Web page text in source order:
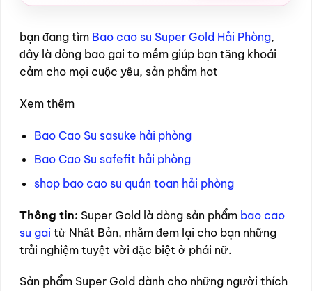
bạn đang tìm Bao cao su Super Gold Hải Phòng,
đây là dòng bao gai to mềm giúp bạn tăng khoái
cảm cho mọi cuộc yêu, sản phẩm hot
Xem thêm
Bao Cao Su sasuke hải phòng
Bao Cao Su safefit hải phòng
shop bao cao su quán toan hải phòng
Thông tin: Super Gold là dòng sản phẩm bao cao
su gai từ Nhật Bản, nhằm đem lại cho bạn những
trải nghiệm tuyệt vời đặc biệt ở phái nữ.
Sản phẩm Super Gold dành cho những người thích